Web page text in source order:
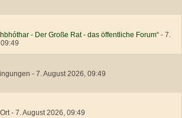
- Der Große Rat - das öffentliche Forum“ - 7.
- 7. August 2026, 09:49
- 7. August 2026, 09:49